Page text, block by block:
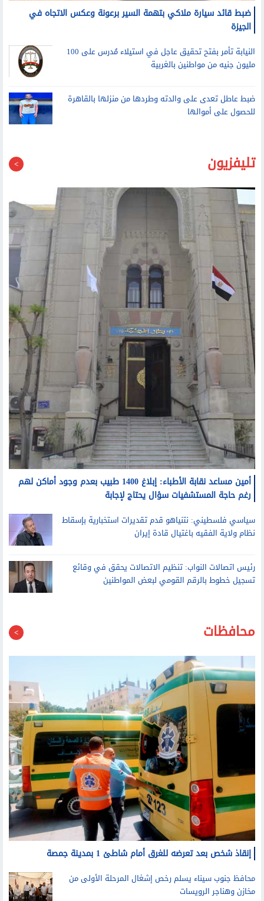
ضبط قائد سيارة ملاكي بتهمة السير برعونة وعكس الاتجاه في
الجيزة
النيابة تأمر بفتح تحقيق عاجل في استيلاء مُدرس على 100
مليون جنيه من مواطنين بالغربية
ضبط عاطل تعدى على والدته وطردها من منزلها بالقاهرة
للحصول على أموالها
تليفزيون
أمين مساعد نقابة الأطباء: إبلاغ 1400 طبيب بعدم وجود أماكن لهم
رغم حاجة المستشفيات سؤال يحتاج لإجابة
سياسي فلسطيني: نتنياهو قدم تقديرات استخبارية بإسقاط
نظام ولاية الفقيه باغتيال قادة إيران
رئيس اتصالات النواب: تنظيم الاتصالات يحقق في وقائع
تسجيل خطوط بالرقم القومي لبعض المواطنين
محافظات
إنقاذ شخص بعد تعرضه للغرق أمام شاطئ 1 بمدينة جمصة
محافظ جنوب سيناء يسلم رخص إشغال المرحلة الأولى من
مخازن وهناجر الرويسات